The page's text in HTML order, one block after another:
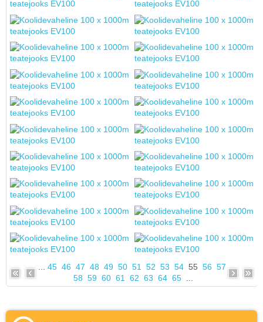
45 46 47 48 49 50 51 52 53 54 55 56 57
58 59 60 61 62 63 64 65...